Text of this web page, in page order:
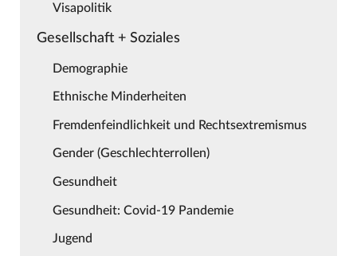
Visapolitik
Gesellschaft + Soziales
Demographie
Ethnische Minderheiten
Fremdenfeindlichkeit und Rechtsextremismus
Gender (Geschlechterrollen)
Gesundheit
Gesundheit: Covid-19 Pandemie
Jugend